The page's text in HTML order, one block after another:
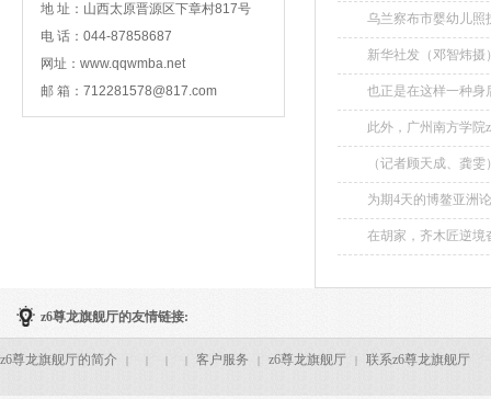
地 址：山西太原晋源区下章村817号
电 话：044-87858687
网址：www.qqwmba.net
邮 箱： 712281578@817.com
乌兰察布市婴幼儿照
外，还将承接托育机
新华社发（邓智炜摄
也正是在这样一种身
此外，广州南方学院
展中国家科学院院士
（记者顾天成、龚雯
为期4天的博鳌亚洲
主题展开探讨。...
在胡家，齐木匠逆境
z6尊龙旗舰厅的友情链接:
z6尊龙旗舰厅的简介 | | | | 客户服务 | z6尊龙旗舰厅 | 联系z6尊龙旗舰厅